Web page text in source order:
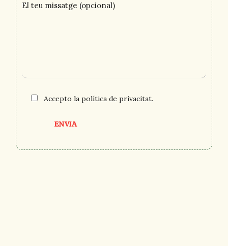
El teu missatge (opcional)
Accepto lapolítica de privacitat.
ENVIA